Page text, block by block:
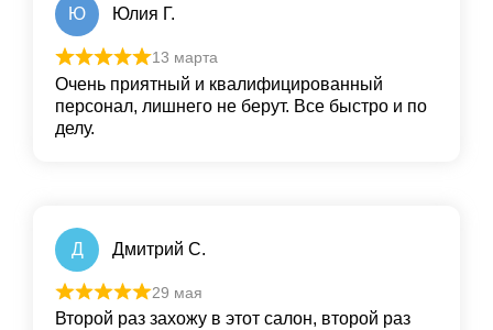
Ю Юлия Г.
13 марта
Очень приятный и квалифицированный
персонал, лишнего не берут. Все быстро и по
делу.
Д Дмитрий С.
29 мая
Второй раз захожу в этот салон, второй раз